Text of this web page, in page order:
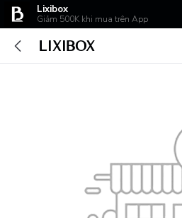
Lixibox
Giảm 500K khi mua trên App